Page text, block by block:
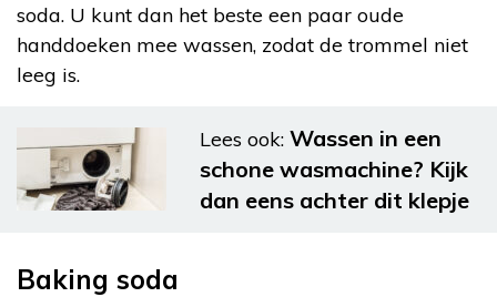
soda. U kunt dan het beste een paar oude
handdoeken mee wassen, zodat de trommel niet
leeg is.
Lees ook: Wassen in een
schone wasmachine? Kijk
dan eens achter dit klepje
Baking soda